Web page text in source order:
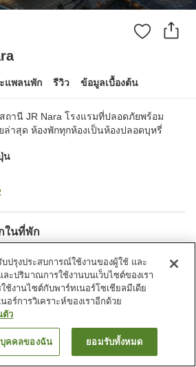
แพลนพัก รีวิว ข้อมูลเบื้องต้น
านี JR Nara โรงแรมที่ปลอดภัยพร้อม
าสุด ห้องพักทุกห้องเป็นห้องปลอดบุหรี่
น
ในที่พัก
ตู้จำหน่ายอัตโนมัติ
นครนารา Piazza Hotel Nara
ค้นหาห้องพัก
ปรุงประสบการณ์ใช้งานของผู้ใช้ และ
ะปริมาณการใช้งานบนเว็บไซต์ของเรา
ช้งานไซต์กับพาร์ทเนอร์โซเชียลมีเดีย
ร์การวิเคราะห์ของเราอีกด้วย
ตัว
คคลของฉัน ยอมรับทั้งหมด